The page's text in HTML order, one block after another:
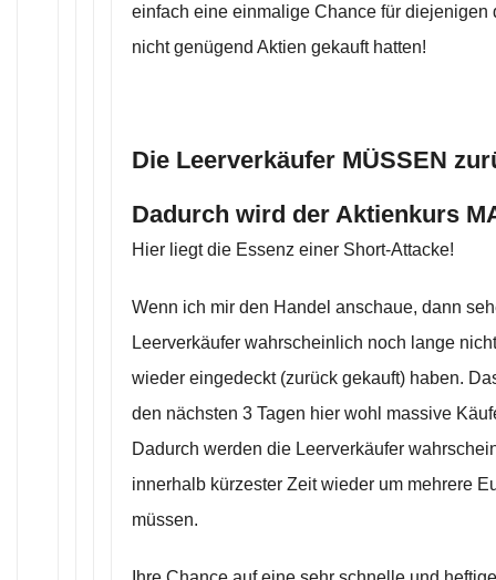
einfach eine einmalige Chance für diejenigen
nicht genügend Aktien gekauft hatten!
Die Leerverkäufer MÜSSEN
Dadurch wird der Aktienkurs
Hier liegt die Essenz einer Short-Attacke!
Wenn ich mir den Handel anschaue, dann
Leerverkäufer wahrscheinlich noch lange
wieder eingedeckt (zurück gekauft) haben.
den nächsten 3 Tagen hier wohl massive
Dadurch werden die Leerverkäufer
innerhalb kürzester Zeit wieder um mehrere
müssen.